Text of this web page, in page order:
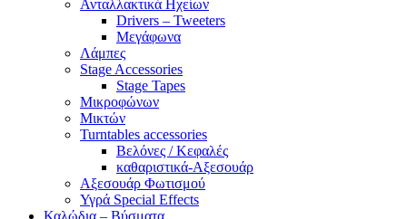
Ανταλλακτικά Ηχείων
Drivers – Tweeters
Μεγάφωνα
Λάμπες
Stage Accessories
Stage Tapes
Μικροφώνων
Μικτών
Turntables accessories
Βελόνες / Κεφαλές
καθαριστικά-Αξεσουάρ
Αξεσουάρ Φωτισμού
Υγρά Special Effects
Καλώδια – Βύσματα